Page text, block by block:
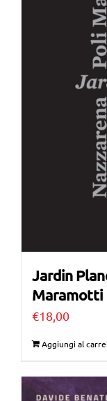
Jardin
Maramotti
€18,00
Aggiungi al